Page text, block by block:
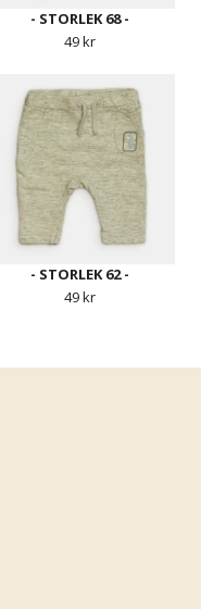
- STORLEK 68 -
49 kr
- STORLEK 62 -
49 kr